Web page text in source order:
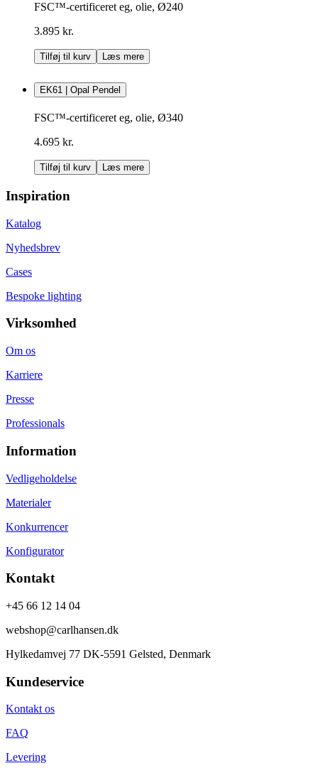
FSC™-certificeret eg, olie, Ø240
3.895 kr.
Tilføj til kurv Læs mere
EK61 | Opal Pendel
FSC™-certificeret eg, olie, Ø340
4.695 kr.
Tilføj til kurv Læs mere
Inspiration
Katalog
Nyhedsbrev
Cases
Bespoke lighting
Virksomhed
Om os
Karriere
Presse
Professionals
Information
Vedligeholdelse
Materialer
Konkurrencer
Konfigurator
Kontakt
+45 66 12 14 04
webshop@carlhansen.dk
Hylkedamvej 77 DK-5591 Gelsted, Denmark
Kundeservice
Kontakt os
FAQ
Levering